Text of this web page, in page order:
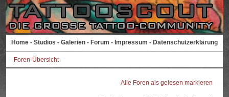
Home - Studios - Galerien - Forum - Impressum - Datenschutzerklärung
Foren-Übersicht
Alle Foren als gelesen markieren